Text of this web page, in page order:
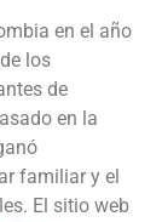
en el año
los
de
en la
familiar y el
El sitio web